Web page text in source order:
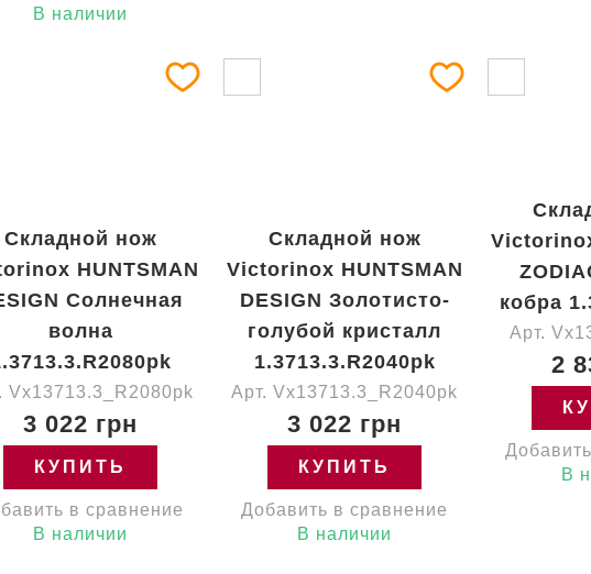
В наличии
Складной нож
HUNTSMAN
Солнечная
волна
Vx13713.3_R2080pk
3 022 грн
КУПИТЬ
в сравнение
В наличии
Складной нож
Victorinox HUNTSMAN
DESIGN Золотисто-
голубой кристалл
1.3713.3.R2040pk
Арт. Vx13713.3_R2040pk
3 022 грн
КУПИТЬ
Добавить в сравнение
В наличии
кобра
Арт.
2
В